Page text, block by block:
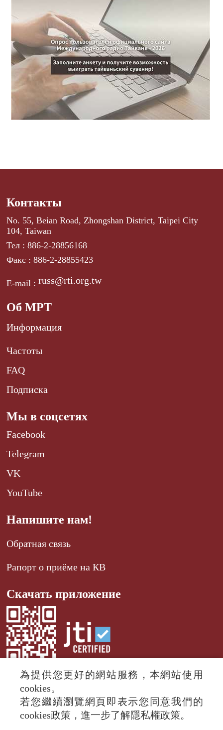
Контакты
No. 55, Beian Road, Zhongshan District, Taipei City
104, Taiwan
Тел : 886-2-28856168
Факс : 886-2-28855423
E-mail :russ@rti.org.tw
Об МРТ
Информация
Частоты
FAQ
Подписка
Мы в соцсетях
Facebook
Telegram
VK
YouTube
Напишите нам!
Обратная связь
Рапорт о приёме на КВ
Скачать приложение
© 2024 RTI (Radio Taiwan International).
All rights reserved.
為提供您更好的網站服務，本網站使用
cookies。
若您繼續瀏覽網頁即表示您同意我們的
cookies政策，進一步了解隱私權政策。